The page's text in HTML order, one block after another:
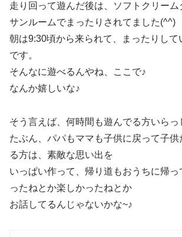
走り回って遊んだ後は、ソフトクリーム
サンルームでまったりされてました(^^)
朝は9:30頃から来られて、まったりして
です。
そんなに遊べるんやね、ここで♪
なんか嬉しいな♪
そう言えば、何時間も遊んでる方いらっ
たぶん、パパもママも子供に戻って子
る方は、素敵な思い出を
いっぱい作って、帰り道もおうちに帰
ったねとか楽しかったねとか
お話してるんじゃないかな~♪